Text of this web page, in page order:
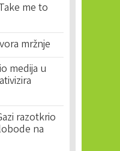
me to
mržnje
medija u
razotkrio
na